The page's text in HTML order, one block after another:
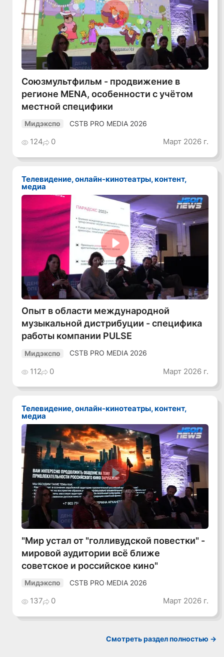
Смотреть видео
Союзмультфильм - продвижение в
регионе MENA, особенности с учётом
местной специфики
Мидэкспо CSTB PRO MEDIA 2026
124 0 Март 2026 г.
Телевидение, онлайн-кинотеатры, контент,
медиа
Смотреть видео
Опыт в области международной
музыкальной дистрибуции - специфика
работы компании PULSE
Мидэкспо CSTB PRO MEDIA 2026
112 0 Март 2026 г.
Телевидение, онлайн-кинотеатры, контент,
медиа
Смотреть видео
"Мир устал от "голливудской повестки" -
мировой аудитории всё ближе
советское и российское кино"
Мидэкспо CSTB PRO MEDIA 2026
137 0 Март 2026 г.
Смотреть раздел полностью ->